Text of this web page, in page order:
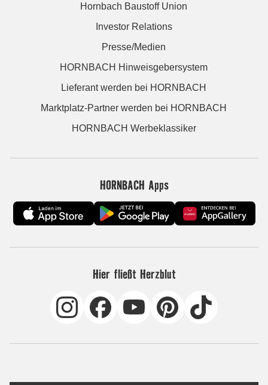
Hornbach Baustoff Union
Investor Relations
Presse/Medien
HORNBACH Hinweisgebersystem
Lieferant werden bei HORNBACH
Marktplatz-Partner werden bei HORNBACH
HORNBACH Werbeklassiker
HORNBACH Apps
Hier fließt Herzblut